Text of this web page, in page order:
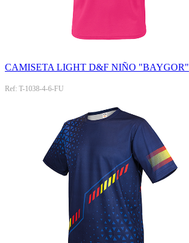
CAMISETA LIGHT D&F NIÑO "BAYGOR"
Ref: T-1038-4-6-FU